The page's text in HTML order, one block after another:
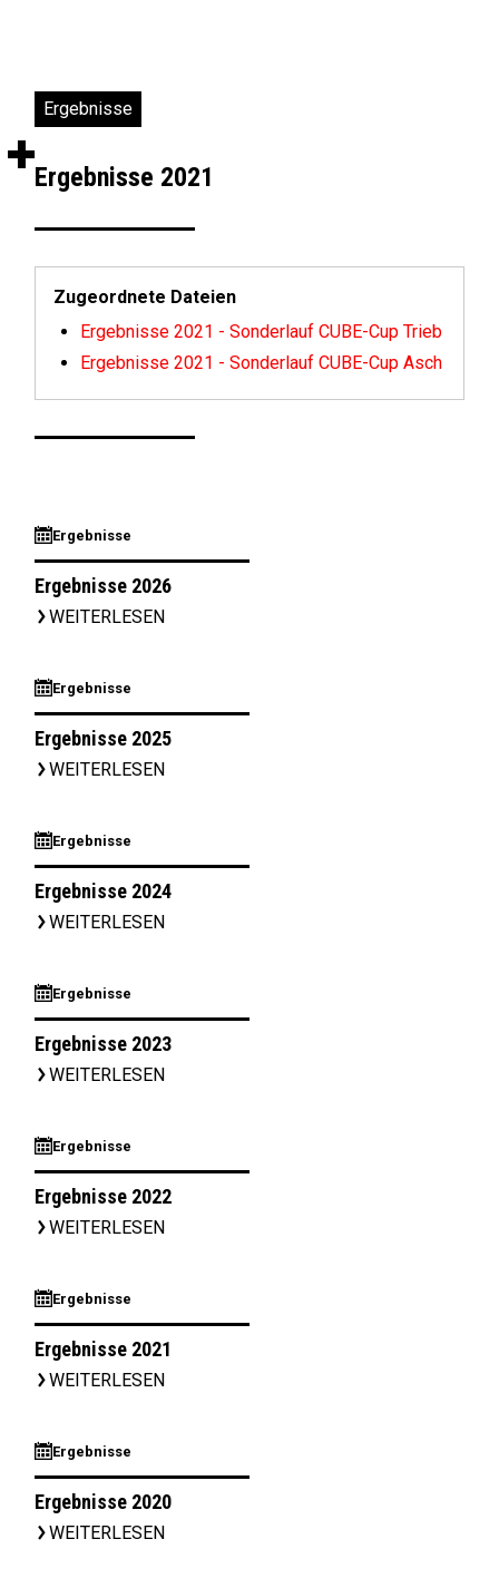
Ergebnisse
+
Ergebnisse 2021
Zugeordnete Dateien
Ergebnisse 2021 - Sonderlauf CUBE-Cup Trieb
Ergebnisse 2021 - Sonderlauf CUBE-Cup Asch
⊞Ergebnisse
Ergebnisse 2026
▹ WEITERLESEN
⊞Ergebnisse
Ergebnisse 2025
▹ WEITERLESEN
⊞Ergebnisse
Ergebnisse 2024
▹ WEITERLESEN
⊞Ergebnisse
Ergebnisse 2023
▹ WEITERLESEN
⊞Ergebnisse
Ergebnisse 2022
▹ WEITERLESEN
⊞Ergebnisse
Ergebnisse 2021
▹ WEITERLESEN
⊞Ergebnisse
Ergebnisse 2020
▹ WEITERLESEN